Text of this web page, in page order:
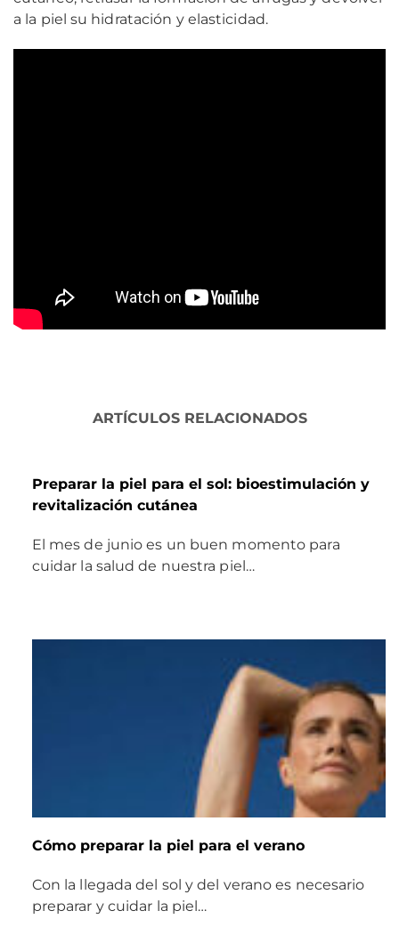
a la piel su hidratación y elasticidad.
ARTÍCULOS RELACIONADOS
Preparar la piel para el sol: bioestimulación y
revitalización cutánea
El mes de junio es un buen momento para
cuidar la salud de nuestra piel…
Cómo preparar la piel para el verano
Con la llegada del sol y del verano es necesario
preparar y cuidar la piel…